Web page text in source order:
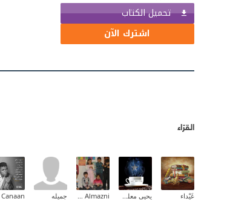
تحميل الكتاب
اشترك الآن
القرّاء
غَيْداء جميله Canaan